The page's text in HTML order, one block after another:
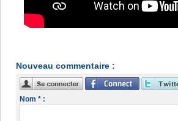
Nouveau commentaire :
Nom * :